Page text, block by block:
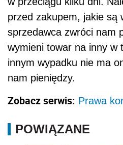
przed zakupem, jakie są
sprzedawca zwróci nam
wymieni towar na inny w
innym wypadku nie ma
nam pieniędzy.
Zobacz serwis: Prawa
POWIĄZANE